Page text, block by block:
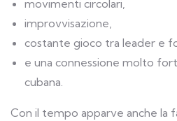
movimenti circolari,
improvvisazione,
costante gioco tra leader e
e una connessione molto
cubana.
Con il tempo apparve anche la